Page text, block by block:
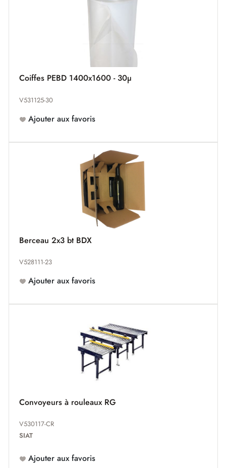
Coiffes PEBD 1400x1600 - 30µ
V531125-30
Ajouter aux favoris
Berceau 2x3 bt BDX
V528111-23
Ajouter aux favoris
Convoyeurs à rouleaux RG
V530117-CR
SIAT
Ajouter aux favoris